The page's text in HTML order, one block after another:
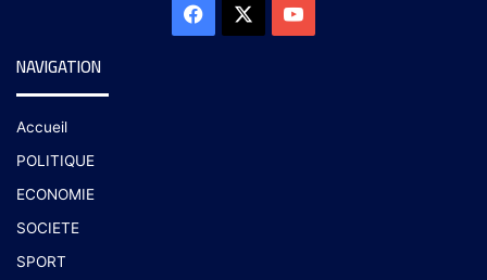
NAVIGATION
Accueil
POLITIQUE
ECONOMIE
SOCIETE
SPORT